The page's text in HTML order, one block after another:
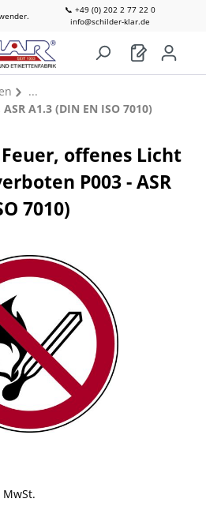
📞 +49 (0) 202 2 77 22 0
info@schilder-klar.de
A1.3 (DIN EN ISO 7010)
offenes Licht
P003 - ASR
7010)